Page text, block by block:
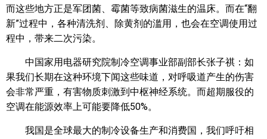
而这些地方正是军团菌、霉菌等致病菌滋生的温床。而在“翻
新”过程中，各种清洗剂、除黄剂的滥用，也会在空调使用过
程中，带来二次污染。
中国家用电器研究院制冷空调事业部副部长张子祺：如
果我们长期在这种环境下闻这些味道，对呼吸道产生的伤害
会非常严重，有害物质刺激到中枢神经系统。而超期服役的
空调在能源效率上可能要降低50%。
我国是全球最大的制冷设备生产和消费国，我们呼吁相